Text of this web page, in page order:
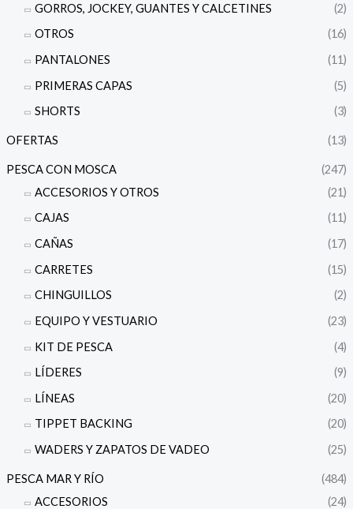
GORROS, JOCKEY, GUANTES Y CALCETINES
(2)
OTROS
(16)
PANTALONES
(11)
PRIMERAS CAPAS
(5)
SHORTS
(3)
OFERTAS (13)
PESCA CON MOSCA
(247)
ACCESORIOS Y OTROS
(21)
CAJAS
(11)
CAÑAS
(17)
CARRETES
(15)
CHINGUILLOS
(2)
EQUIPO Y VESTUARIO
(23)
KIT DE PESCA
(4)
LÍDERES
(9)
LÍNEAS
(20)
TIPPET BACKING
(20)
WADERS Y ZAPATOS DE VADEO
(25)
PESCA MAR Y RÍO
(484)
ACCESORIOS
(24)